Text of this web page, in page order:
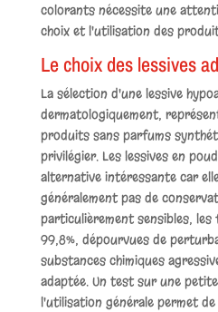
colorants nécessite une
choix et l'utilisation des
Le choix des lessives
La sélection d'une lessive
dermatologiquement,
produits sans parfums
privilégier. Les lessives en
alternative intéressante car
généralement pas de
particulièrement sensibles,
99,8%, dépourvues de
substances chimiques
adaptée. Un test sur une
l'utilisation générale permet